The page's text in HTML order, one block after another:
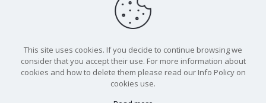
This site uses cookies. If you decide to continue browsing we
consider that you accept their use. For more information about
cookies and how to delete them please read our Info Policy on
cookies use.